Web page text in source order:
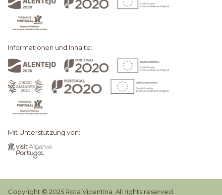
Informationen und Inhalte:
Mit Unterstützung von:
Copyright © 2025 Rota Vicentina. All rights reserved.